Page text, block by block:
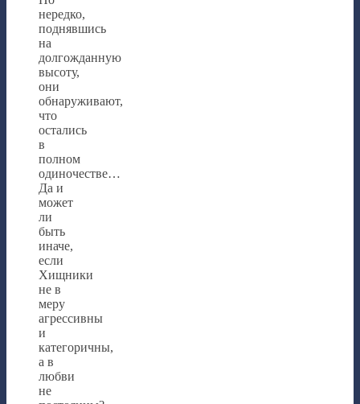
нередко,
поднявшись
на
долгожданную
высоту,
они
обнаруживают,
что
остались
в
полном
одиночестве…
Да и
может
ли
быть
иначе,
если
Хищники
не в
меру
агрессивны
и
категоричны,
а в
любви
не